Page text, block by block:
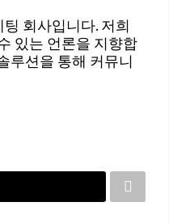
회사입니다. 저희
있는 언론을 지향합
루션을 통해 커뮤니